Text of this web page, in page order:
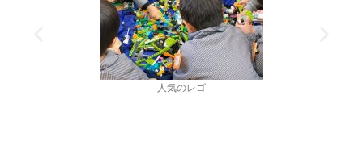
iPadを使って動くレゴを作ってみたり・・